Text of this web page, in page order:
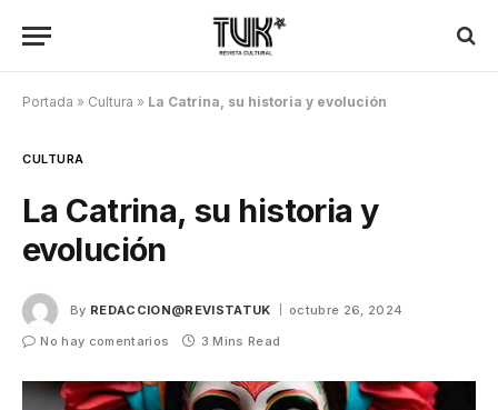
Portada » Cultura » La Catrina, su historia y evolución
CULTURA
La Catrina, su historia y
evolución
By REDACCION@REVISTATUK
octubre 26, 2024
No hay comentarios
3 Mins Read